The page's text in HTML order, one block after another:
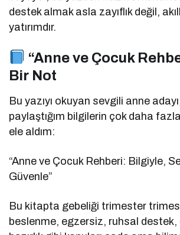
destek almak asla zayıflık değil,
yatırımdır.
“Anne ve Çocuk
Bir Not
Bu yazıyı okuyan sevgili anne
paylaştığım bilgilerin çok daha
ele aldım:
“Anne ve Çocuk Rehberi: Bilgiyle,
Güvenle”
Bu kitapta gebeliği trimester
beslenme, egzersiz, ruhsal destek,